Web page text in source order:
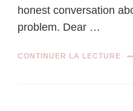
honest conversation
problem. Dear …
CONTINUER LA LECTURE